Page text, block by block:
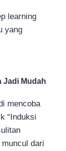
learning
yang
Jadi Mudah
mencoba
“Induksi
dari